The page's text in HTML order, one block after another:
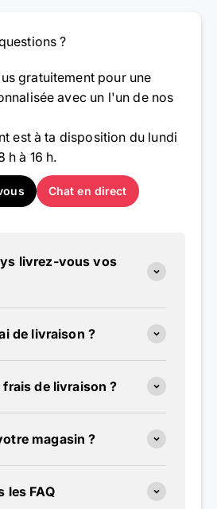
?
gratuitement pour une
avec un l'un de nos
est à ta disposition du lundi
h à 16 h.
Chat en direct
livrez-vous vos
de livraison ?
de livraison ?
magasin ?
les FAQ